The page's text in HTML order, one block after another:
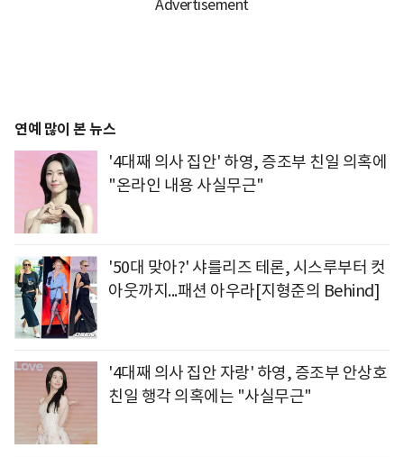
연예 많이 본 뉴스
'4대째 의사 집안' 하영, 증조부 친일 의혹에
"온라인 내용 사실무근"
'50대 맞아?' 샤를리즈 테론, 시스루부터 컷
아웃까지...패션 아우라[지형준의 Behind]
'4대째 의사 집안 자랑' 하영, 증조부 안상호
친일 행각 의혹에는 "사실무근"